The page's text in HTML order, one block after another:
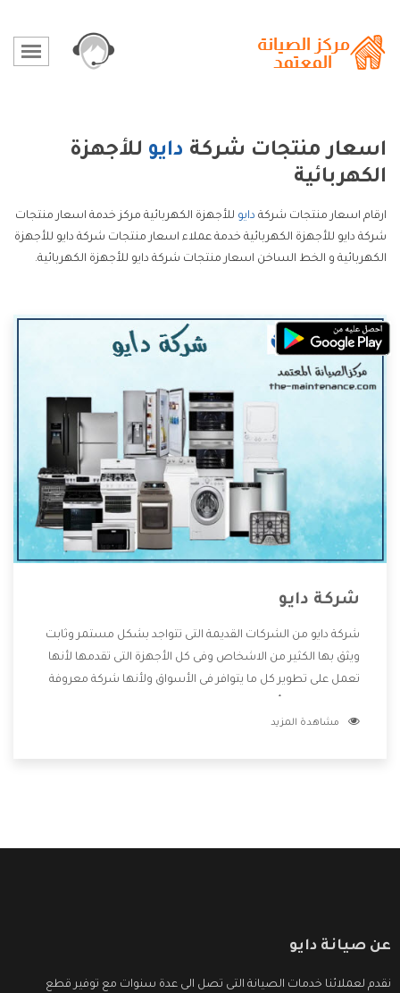
اسعار منتجات شركة دايو للأجهزة
الكهربائية
ارقام اسعار منتجات شركة دايو للأجهزة الكهربائية مركز خدمة اسعار منتجات
شركة دايو للأجهزة الكهربائية خدمة عملاء اسعار منتجات شركة دايو للأجهزة
الكهربائية و الخط الساخن اسعار منتجات شركة دايو للأجهزة الكهربائية.
شركة دايو
شركة دايو من الشركات القديمة التى تتواجد بشكل مستمر وثابت
ويثق بها الكثير من الاشخاص وفى كل الأجهزة التى تقدمها لأنها
تعمل على تطوير كل ما يتوافر فى الأسواق ولأنها شركة معروفة
للعملاء أقوى العروض والخصومات التى تسهل على المستهلك
مشاهدة المزيد
عن صيانة دايو
نقدم لعملائنا خدمات الصيانة التى تصل الى عدة سنوات مع توفير قطع